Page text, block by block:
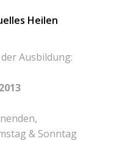
Heilen
Ausbildung:
& Sonntag